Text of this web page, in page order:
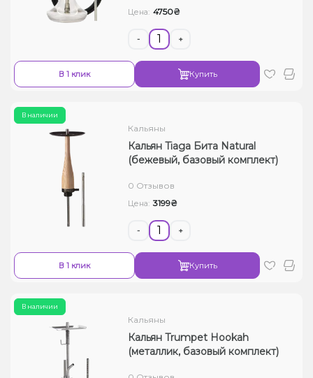
Цена: 4750₴
- +
В 1 клик Купить
В наличии
Кальяны
Кальян Tiaga Бита Natural
(бежевый, базовый комплект)
0 Отзывов
Цена: 3199₴
- +
В 1 клик Купить
В наличии
Кальяны
Кальян Trumpet Hookah
(металлик, базовый комплект)